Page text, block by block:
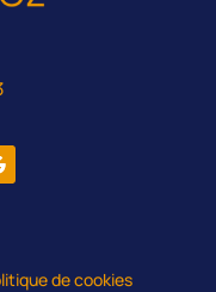
de cookies